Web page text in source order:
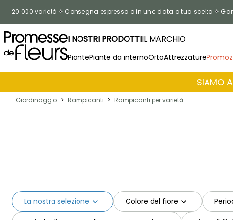
20 000 varietà Consegna espressa o in una data a tua scelta
I NOSTRI PRODOTTIIL MARCHIO
PiantePiante da internoOrtoAttrezzature
SIAMO
Giardinaggio > Rampicanti > Rampicanti per varietà
Colore del fiore
La nostra selezione